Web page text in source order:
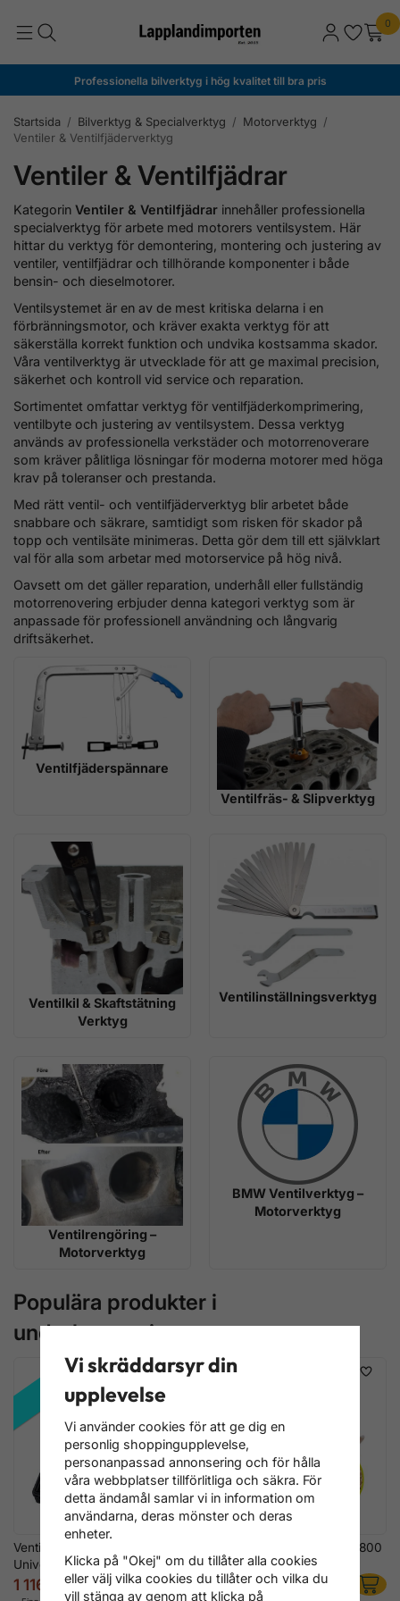
0
Professionella bilverktyg i hög kvalitet till bra pris
Startsida / Bilverktyg & Specialverktyg / Motorverktyg /
Ventiler & Ventilfjäderverktyg
Ventiler & Ventilfjädrar
Kategorin Ventiler & Ventilfjädrar innehåller professionella
specialverktyg för arbete med motorers ventilsystem. Här
hittar du verktyg för demontering, montering och justering av
ventiler, ventilfjädrar och tillhörande komponenter i både
bensin- och dieselmotorer.
Ventilsystemet är en av de mest kritiska delarna i en
förbränningsmotor, och kräver exakta verktyg för att
säkerställa korrekt funktion och undvika kostsamma skador.
Våra ventilverktyg är utvecklade för att ge maximal precision,
säkerhet och kontroll vid service och reparation.
Sortimentet omfattar verktyg för ventilfjäderkomprimering,
ventilbyte och justering av ventilsystem. Dessa verktyg
används av professionella verkstäder och motorrenoverare
som kräver pålitliga lösningar för moderna motorer med höga
krav på toleranser och prestanda.
Med rätt ventil- och ventilfjäderverktyg blir arbetet både
snabbare och säkrare, samtidigt som risken för skador på
topp och ventilsäte minimeras. Detta gör dem till ett självklart
val för alla som arbetar med motorservice på hög nivå.
Oavsett om det gäller reparation, underhåll eller fullständig
motorrenovering erbjuder denna kategori verktyg som är
anpassade för professionell användning och långvarig
driftsäkerhet.
Ventilfjäderspännare
Ventilfräs- & Slipverktyg
Ventilkil & Skaftstätning
Verktyg
Ventilinställningsverktyg
Ventilrengöring –
Motorverktyg
BMW Ventilverktyg –
Motorverktyg
Populära produkter i
underkategorierna
REA!
Ventilfjäder-Verktygssats
Universal 21 delar – Tryckluft
1 116 kr 1 516 kr
Valnötsskalsgranulat 450–800
μ – 25 kg
1 756 kr
Vi skräddarsyr din
upplevelse
Vi använder cookies för att ge dig en
personlig shoppingupplevelse,
personanpassad annonsering och för hålla
våra webbplatser tillförlitliga och säkra. För
detta ändamål samlar vi in information om
användarna, deras mönster och deras
enheter.
Klicka på "Okej" om du tillåter alla cookies
eller välj vilka cookies du tillåter och vilka du
vill stänga av genom att klicka på